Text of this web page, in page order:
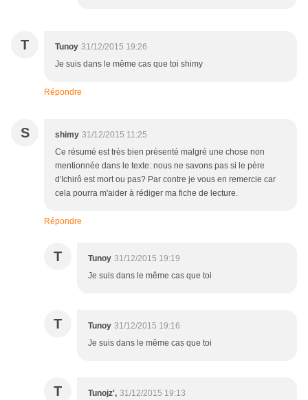
T Tunoy 31/12/2015 19:26
Je suis dans le même cas que toi shimy
Répondre
S shimy 31/12/2015 11:25
Ce résumé est très bien présenté malgré une chose non
mentionnée dans le texte: nous ne savons pas si le père
d'Ichirô est mort ou pas? Par contre je vous en remercie car
cela pourra m'aider à rédiger ma fiche de lecture.
Répondre
T Tunoy 31/12/2015 19:19
Je suis dans le même cas que toi
T Tunoy 31/12/2015 19:16
Je suis dans le même cas que toi
T Tunojz', 31/12/2015 19:13